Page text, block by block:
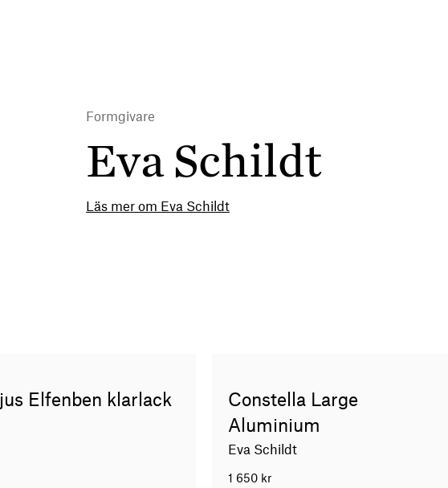
Formgivare
Eva Schildt
Läs mer om Eva Schildt
Elfenben klarlack
Constella Large
Aluminium
Eva Schildt
1 650 kr